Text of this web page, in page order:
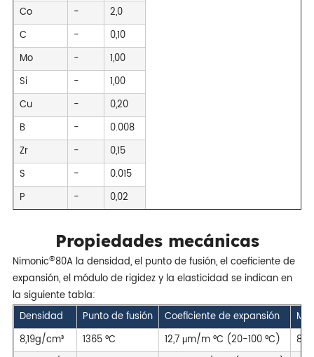
Co
-
2,0
C
-
0,10
Mo
-
1,00
Si
-
1,00
Cu
-
0,20
B
-
0.008
Zr
-
0,15
S
-
0.015
P
- 0,02
Propiedades mecánicas
Nimonic®80A la densidad, el punto de fusión, el coeficiente de
expansión, el módulo de rigidez y la elasticidad se indican en
la siguiente tabla:
Densidad
Punto de fusión Coeficiente de expansión
8,19g/cm³
1365 °C 12,7 μm/m °C (20-100 °C)
85